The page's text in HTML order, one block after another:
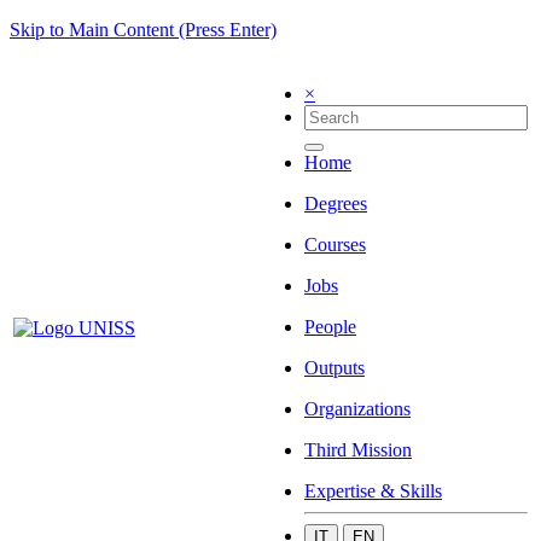
Skip to Main Content (Press Enter)
×
Home
Degrees
Courses
Jobs
People
Outputs
Organizations
Third Mission
Expertise & Skills
IT EN